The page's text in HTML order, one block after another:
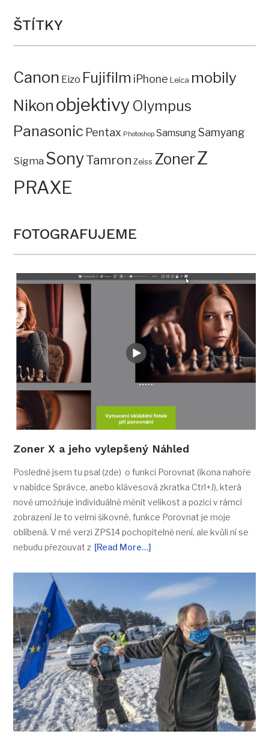
ŠTÍTKY
Canon Eizo Fujifilm iPhone Leica mobily
Nikon objektivy Olympus
Panasonic Pentax Photoshop SamsungSamyang
Sigma SonyTamron Zeiss ZonerZ
PRAXE
FOTOGRAFUJEME
Zoner X a jeho vylepšený Náhled
Posledně jsem tu psal (zde) o funkci Porovnat (ikona nahoře
v nabídce Správce, anebo klávesová zkratka Ctrl+J), která
nově umožňuje individuálně měnit velikost a pozici v rámci
zobrazení Je to velmi šikovné, funkce Porovnat je moje
oblíbená. V mé verzi ZPS14 pochopitelně není, ale kvůli ní se
nebudu přezouvat z [Read More…]